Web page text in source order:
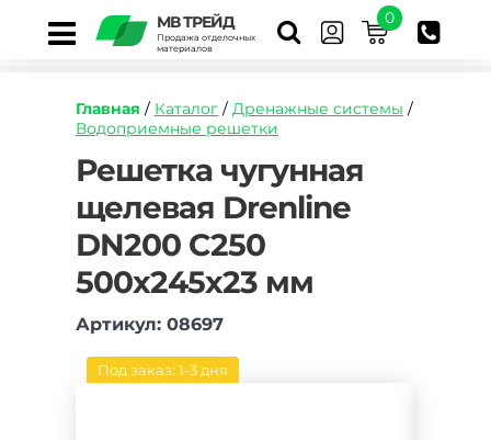
МВ ТРЕЙД
Продажа отделочных
материалов
0
Главная / Каталог / Дренажные системы /
Водоприемные решетки
https://mvtrade.ru/images/id/normal/reshetka-
chugunnaya-
schelevaya-
aquastok-
norma-
dn200-
c250.jpg
Решетка чугунная
щелевая Drenline
DN200 C250
500х245х23 мм
Артикул: 08697
Под заказ: 1-3 дня